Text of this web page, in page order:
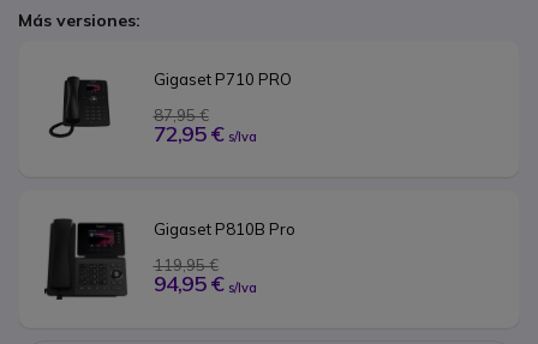
Más versiones:
Gigaset P710 PRO
87,95 €
72,95 € s/Iva
Gigaset P810B Pro
119,95 €
94,95 € s/Iva